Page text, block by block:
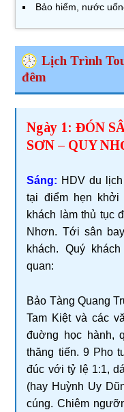
Bảo hiểm, nước
Lịch Trình
đêm
Ngày 1: ĐÓN
SƠN – QUY
Sáng: HDV du
tại điểm hẹn
khách làm thủ tục
Nhơn. Tới sân
khách. Quý
quan:
Bảo Tàng Quang
Tam Kiệt và các
đuờng học hành,
thăng tiến. 9 Pho
đúc với tỷ lệ 1:1,
(hay Huỳnh Uy
cúng. Chiêm